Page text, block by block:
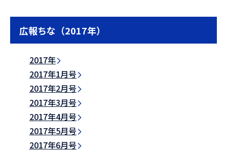
広報ちな（2017年）
2017年
2017年1月号
2017年2月号
2017年3月号
2017年4月号
2017年5月号
2017年6月号